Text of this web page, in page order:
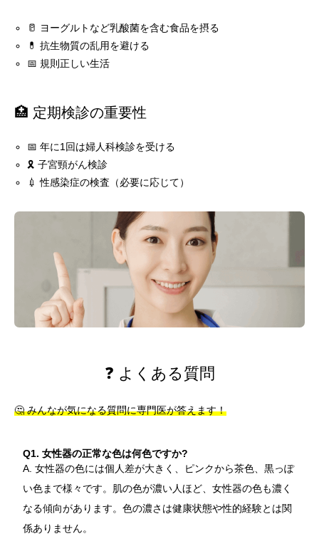
🥛 ヨーグルトなど乳酸菌を含む食品を摂る
💊 抗生物質の乱用を避ける
📅 規則正しい生活
🏥 定期検診の重要性
📅 年に1回は婦人科検診を受ける
🎗️ 子宮頸がん検診
💉 性感染症の検査（必要に応じて）
❓ よくある質問
🤔 みんなが気になる質問に専門医が答えます！
Q1. 女性器の正常な色は何色ですか?
A. 女性器の色には個人差が大きく、ピンクから茶色、黒っぽ
い色まで様々です。肌の色が濃い人ほど、女性器の色も濃く
なる傾向があります。色の濃さは健康状態や性的経験とは関
係ありません。